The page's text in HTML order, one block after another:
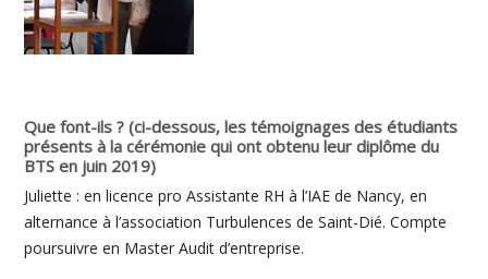
Que font-ils ? (ci-dessous, les témoignages des étudiants
présents à la cérémonie qui ont obtenu leur diplôme du
BTS en juin 2019)
Juliette : en licence pro Assistante RH à l’IAE de Nancy, en
alternance à l’association Turbulences de Saint-Dié. Compte
poursuivre en Master Audit d’entreprise.